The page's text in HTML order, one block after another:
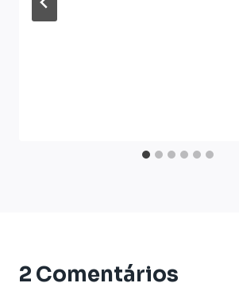
2 Comentários